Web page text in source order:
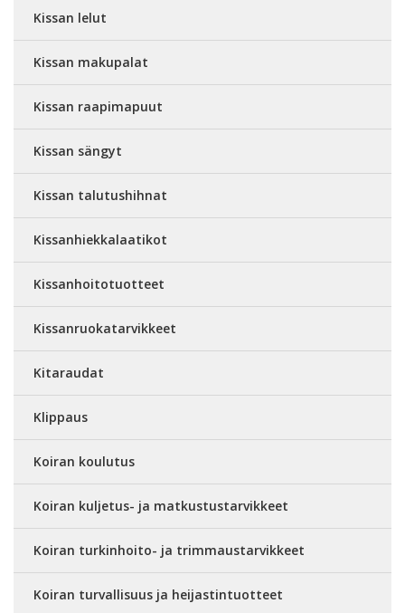
Kissan lelut
Kissan makupalat
Kissan raapimapuut
Kissan sängyt
Kissan talutushihnat
Kissanhiekkalaatikot
Kissanhoitotuotteet
Kissanruokatarvikkeet
Kitaraudat
Klippaus
Koiran koulutus
Koiran kuljetus- ja matkustustarvikkeet
Koiran turkinhoito- ja trimmaustarvikkeet
Koiran turvallisuus ja heijastintuotteet